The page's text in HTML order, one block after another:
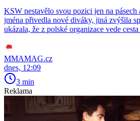
KSW nestavělo svou pozici jen na
jména přivedla nové diváky, jiná zvýšila
ukázala, že z polské organizace vede
MMAMAG.cz
dnes, 12:09
3 min
Reklama